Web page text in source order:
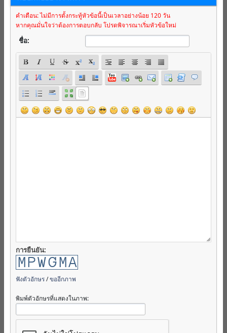
คำเตือน: ไม่มีการตั้งกระทู้หัวข้อนี้เป็นเวลาอย่างน้อย 120 วัน
หากคุณมั่นใจว่าต้องการตอบกลับ โปรดพิจารณาเริ่มหัวข้อใหม่
ชื่อ:
การยืนยัน:
ฟังตัวอักษร/ขออีกภาพ
พิมพ์ตัวอักษรที่แสดงในภาพ: